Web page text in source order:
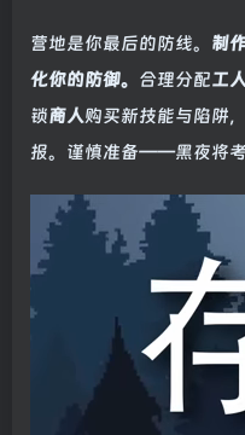
营地是你最后的防线。 制
化你的防御。 合理分配工
锁商人购买新技能与陷阱
报。谨慎准备——黑夜将考